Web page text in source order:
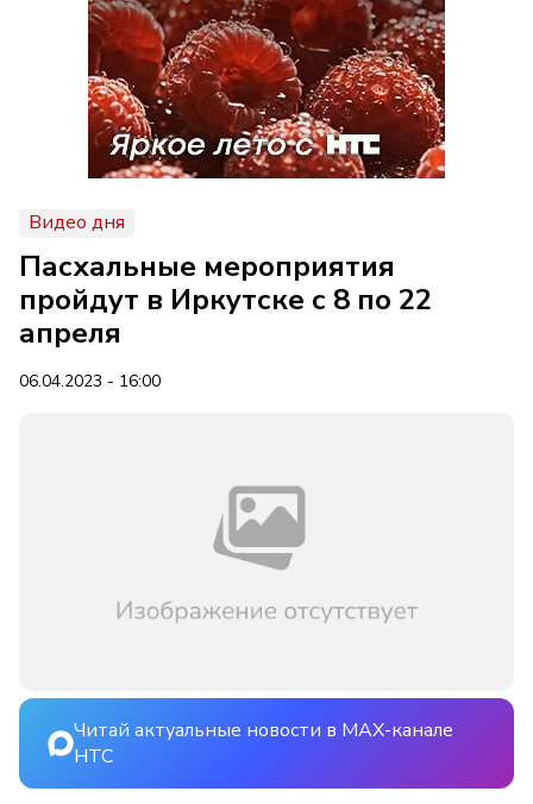
Видео дня
Пасхальные мероприятия
пройдут в Иркутске с 8 по 22
апреля
06.04.2023 - 16:00
Читай актуальные новости в MAX-канале
НТС